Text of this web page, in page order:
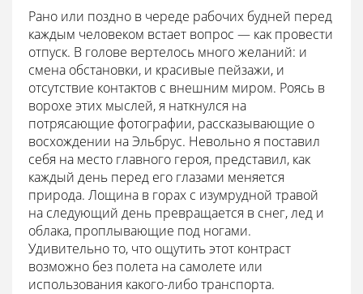
Рано или поздно в череде рабочих будней перед
каждым человеком встает вопрос — как провести
отпуск. В голове вертелось много желаний: и
смена обстановки, и красивые пейзажи, и
отсутствие контактов с внешним миром. Роясь в
ворохе этих мыслей, я наткнулся на
потрясающие фотографии, рассказывающие о
восхождении на Эльбрус. Невольно я поставил
себя на место главного героя, представил, как
каждый день перед его глазами меняется
природа. Лощина в горах с изумрудной травой
на следующий день превращается в снег, лед и
облака, проплывающие под ногами.
Удивительно то, что ощутить этот контраст
возможно без полета на самолете или
использования какого-либо транспорта.